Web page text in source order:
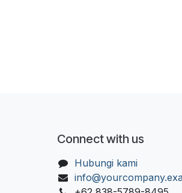
Connect with us
Hubungi kami